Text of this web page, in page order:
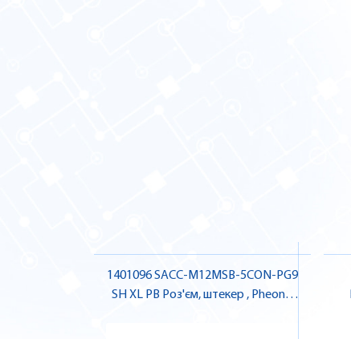
1401096 SACC-M12MSB-5CON-PG9
SH XL PB Роз'єм, штекер , Pheonix